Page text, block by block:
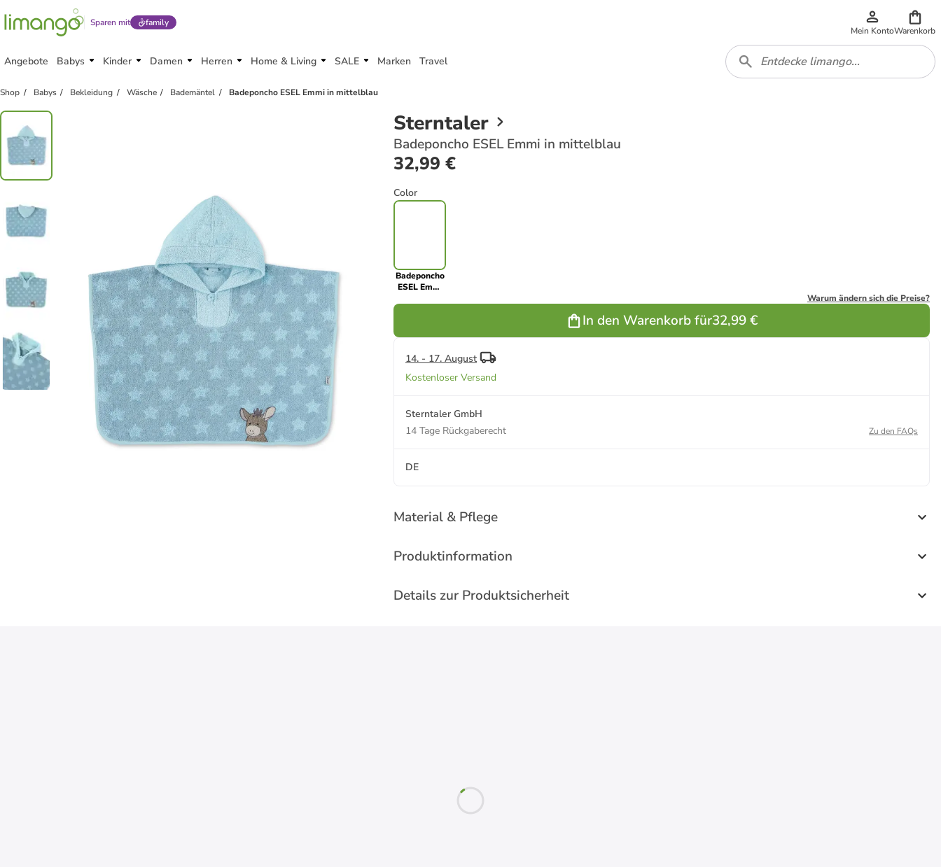
Sparen mit family
Mein KontoWarenkorb
Angebote Babys Kinder Damen Herren Home & Living SALE Marken Travel
Shop Babys Bekleidung Wäsche Bademäntel Badeponcho ESEL Emmi in mittelblau
Sterntaler
Badeponcho ESEL Emmi in mittelblau
32,99 €
Color
Badeponcho
ESEL Emmi
Warum ändern sich die Preise?
In den Warenkorb für32,99 €
14. - 17. August
Kostenloser Versand
Sterntaler GmbH
14 Tage Rückgaberecht
Zu den FAQs
DE
Material & Pflege
Produktinformation
Details zur Produktsicherheit